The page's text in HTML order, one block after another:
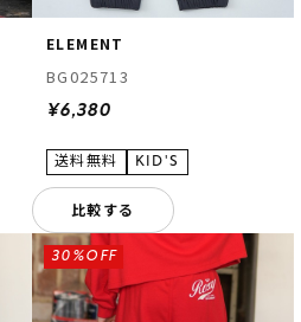
ELEMENT
BG025713
¥6,380
比較する
30%OFF